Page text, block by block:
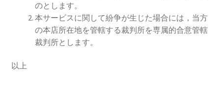
のとします。
本サービスに関して紛争が生じた場合には，当方
の本店所在地を管轄する裁判所を専属的合意管轄
裁判所とします。
以上